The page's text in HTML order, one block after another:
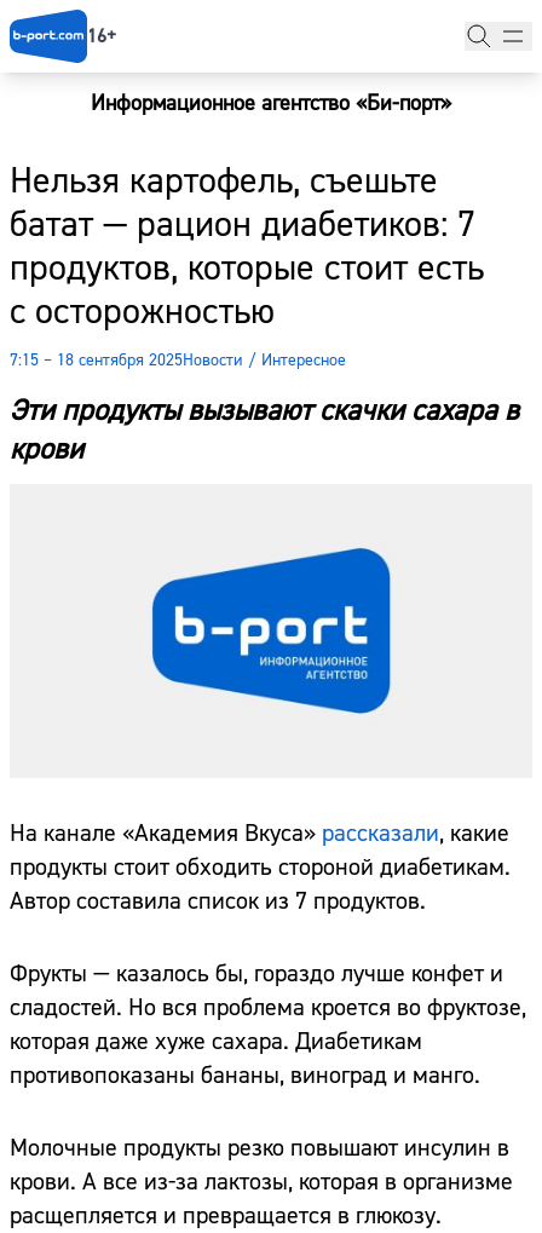
16+
Информационное агентство «Би-порт»
Нельзя картофель, съешьте
батат — рацион диабетиков: 7
продуктов, которые стоит есть
с осторожностью
7:15 – 18 сентября 2025Новости / Интересное
Эти продукты вызывают скачки сахара в
крови
На канале «Академия Вкуса» рассказали, какие
продукты стоит обходить стороной диабетикам.
Автор составила список из 7 продуктов.
Фрукты — казалось бы, гораздо лучше конфет и
сладостей. Но вся проблема кроется во фруктозе,
которая даже хуже сахара. Диабетикам
противопоказаны бананы, виноград и манго.
Молочные продукты резко повышают инсулин в
крови. А все из-за лактозы, которая в организме
расщепляется и превращается в глюкозу.
Новости
Наши гости
Фоторепортажи
Погода
Курсы валют